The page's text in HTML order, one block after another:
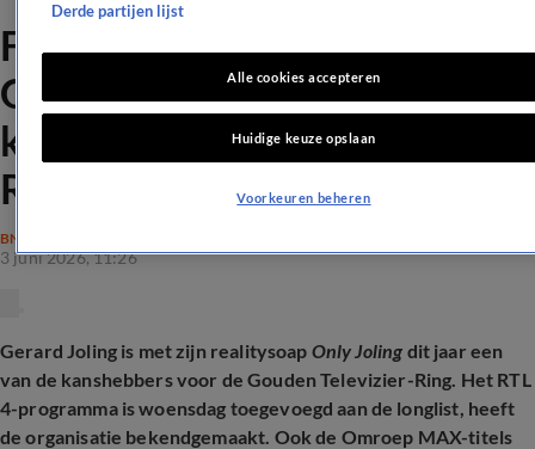
Fantastisch nieuws voor
Gerard: Only Joling maakt
kans op Gouden Televizier-
Ring
BN'ERS
3 juni 2026, 11:26
Gerard Joling is met zijn realitysoap Only Joling dit jaar een
van de kanshebbers voor de Gouden Televizier-Ring. Het RTL
4-programma is woensdag toegevoegd aan de longlist, heeft
de organisatie bekendgemaakt. Ook de Omroep MAX-titels
Derde partijen lijst
Alle cookies accepteren
Huidige keuze opslaan
Voorkeuren beheren